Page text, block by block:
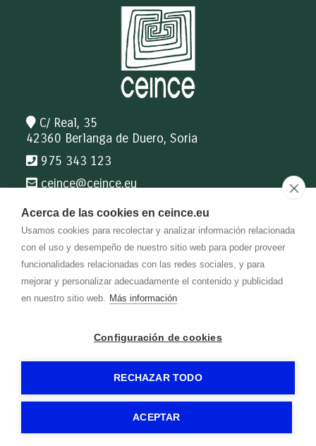
Acerca de las cookies en ceince.eu
Usamos cookies para recolectar y analizar información relacionada
con el uso y desempeño de nuestro sitio web para poder proveer
funcionalidades relacionadas con las redes sociales, y para
mejorar y personalizar adecuadamente el contenido y publicidad
en nuestro sitio web. Más información
Configuración de cookies
RECHAZAR TODO
ACEPTAR
C/ Real, 35
42360 Berlanga de Duero, Soria
975 343 123
ceince@ceince.eu
Información de interés
Mi Querida Escuela
Catálogo CEINCE
Catálogo Bibliomanes
Blog CEINCE
CEINCE-Aviso legal-Política de privacidad-Política de cookies-
Gormática -